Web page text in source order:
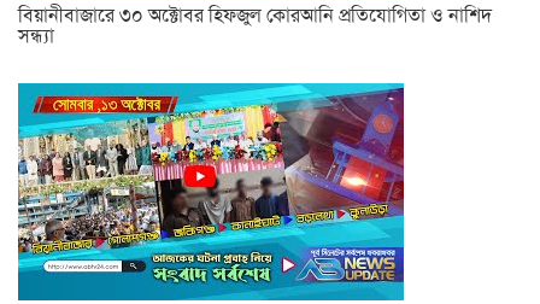
বিয়ানীবাজারে ৩০ অক্টোবর হিফজুল কোরআনি প্রতিযোগিতা ও নাশিদ
সন্ধ্যা